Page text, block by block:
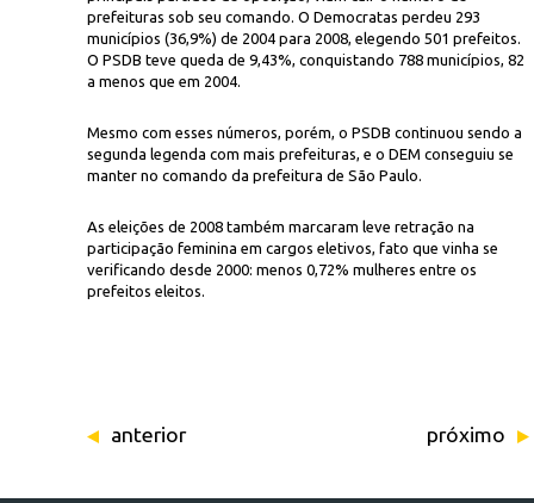
prefeituras sob seu comando. O Democratas perdeu 293
municípios (36,9%) de 2004 para 2008, elegendo 501 prefeitos.
O PSDB teve queda de 9,43%, conquistando 788 municípios, 82
a menos que em 2004.
Mesmo com esses números, porém, o PSDB continuou sendo a
segunda legenda com mais prefeituras, e o DEM conseguiu se
manter no comando da prefeitura de São Paulo.
As eleições de 2008 também marcaram leve retração na
participação feminina em cargos eletivos, fato que vinha se
verificando desde 2000: menos 0,72% mulheres entre os
prefeitos eleitos.
anterior próximo